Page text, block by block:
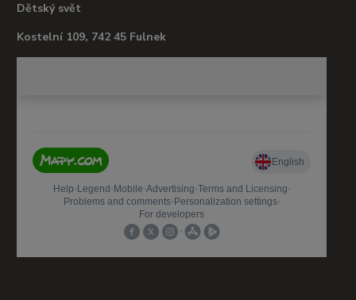
Dětský svět
Kostelní 109, 742 45 Fulnek